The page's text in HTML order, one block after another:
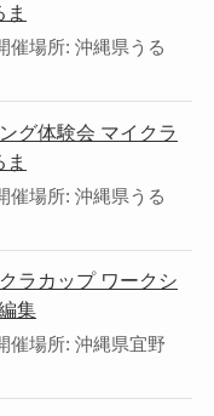
催場所: 沖縄県うる
グ体験会 マイクラ
催場所: 沖縄県うる
ラカップ ワークシ
集
催場所: 沖縄県宜野